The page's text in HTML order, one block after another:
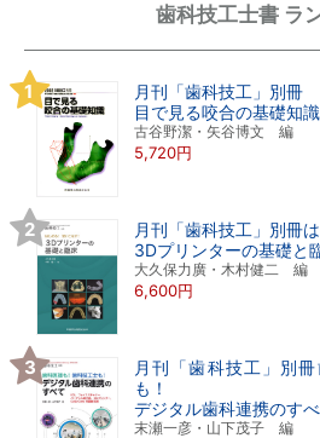
歯科技工士書 ラ
月刊「歯科技工」別冊
目で見る咬合の基礎知識
古谷野潔・矢谷博文 編
5,720円
月刊「歯科技工」別冊
3Dプリンターの基礎と
大久保力廣・木村健二 編
6,600円
月刊「歯科技工」別
も！
デジタル歯科連携のす
末瀬一彦・山下茂子 編